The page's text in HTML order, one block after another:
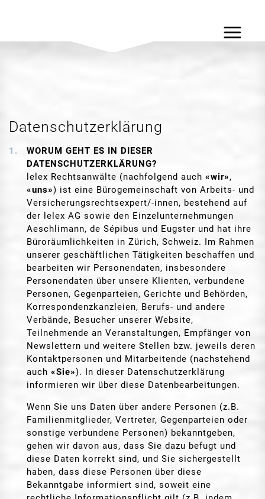
Datenschutzerklärung
WORUM GEHT ES IN DIESER
DATENSCHUTZERKLÄRUNG?
lelex Rechtsanwälte (nachfolgend auch «wir»,
«uns») ist eine Bürogemeinschaft von Arbeits- und
Versicherungsrechtsexpert/-innen, bestehend auf
der lelex AG sowie den Einzelunternehmungen
Aeschlimann, de Sépibus und Eugster und hat ihre
Büroräumlichkeiten in Zürich, Schweiz. Im Rahmen
unserer geschäftlichen Tätigkeiten beschaffen und
bearbeiten wir Personendaten, insbesondere
Personendaten über unsere Klienten, verbundene
Personen, Gegenparteien, Gerichte und Behörden,
Korrespondenzkanzleien, Berufs- und andere
Verbände, Besucher unserer Website,
Teilnehmende an Veranstaltungen, Empfänger von
Newslettern und weitere Stellen bzw. jeweils deren
Kontaktpersonen und Mitarbeitende (nachstehend
auch «Sie»). In dieser Datenschutzerklärung
informieren wir über diese Datenbearbeitungen.
Wenn Sie uns Daten über andere Personen (z.B.
Familienmitglieder, Vertreter, Gegenparteien oder
sonstige verbundene Personen) bekanntgeben,
gehen wir davon aus, dass Sie dazu befugt und
diese Daten korrekt sind, und Sie sichergestellt
haben, dass diese Personen über diese
Bekanntgabe informiert sind, soweit eine